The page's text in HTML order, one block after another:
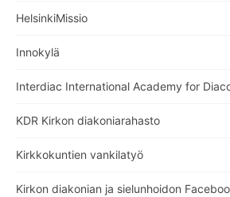
HelsinkiMissio
Innokylä
Interdiac International Academy for
KDR Kirkon diakoniarahasto
Kirkkokuntien vankilatyö
Kirkon diakonian ja sielunhoidon